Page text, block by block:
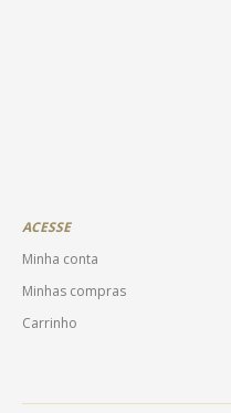
ACESSE
Minha conta
Minhas compras
Carrinho